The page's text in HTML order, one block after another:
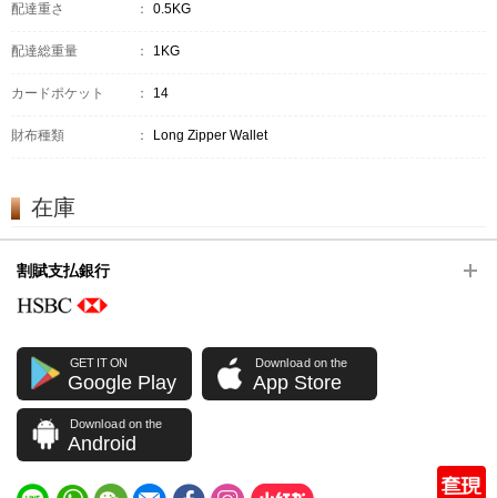
配達重さ ： 0.5KG
配達総重量 ： 1KG
カードポケット ： 14
財布種類 ： Long Zipper Wallet
在庫
割賦支払銀行
GET IT ON
Google Play
Download on the
App Store
Download on the
Android